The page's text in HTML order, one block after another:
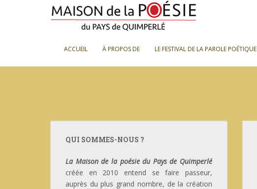
ACCUEIL À PROPOS DE LE FESTIVAL DE LA PAROLE
QUI SOMMES-NOUS ?
La Maison de la poésie du Pays de Quimperlé
créée en 2010 entend se faire passeur,
auprès du plus grand nombre, de la création